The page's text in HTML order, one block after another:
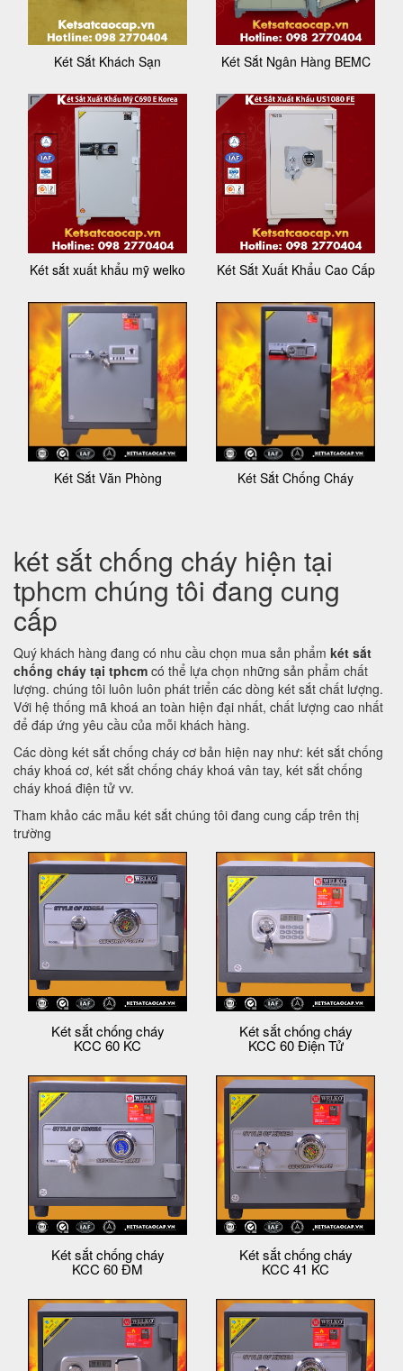
Két Sắt Khách Sạn Két Sắt Ngân Hàng BEMC
Két sắt xuất khẩu mỹ welko Két Sắt Xuất Khẩu Cao Cấp
Két Sắt Văn Phòng Két Sắt Chống Cháy
két sắt chống cháy hiện tại
tphcm chúng tôi đang cung
cấp
Quý khách hàng đang có nhu cầu chọn mua sản phẩm két sắt
chống cháy tại tphcm có thể lựa chọn những sản phẩm chất
lượng. chúng tôi luôn luôn phát triển các dòng két sắt chất lượng.
Với hệ thống mã khoá an toàn hiện đại nhất, chất lượng cao nhất
để đáp ứng yêu cầu của mỗi khách hàng.
Các dòng két sắt chống cháy cơ bản hiện nay như: két sắt chống
cháy khoá cơ, két sắt chống cháy khoá vân tay, két sắt chống
cháy khoá điện tử vv.
Tham khảo các mẫu két sắt chúng tôi đang cung cấp trên thị
trường
Két sắt chống cháy
KCC 60 KC
Két sắt chống cháy
KCC 60 Điện Tử
Két sắt chống cháy
KCC 60 ĐM
Két sắt chống cháy
KCC 41 KC